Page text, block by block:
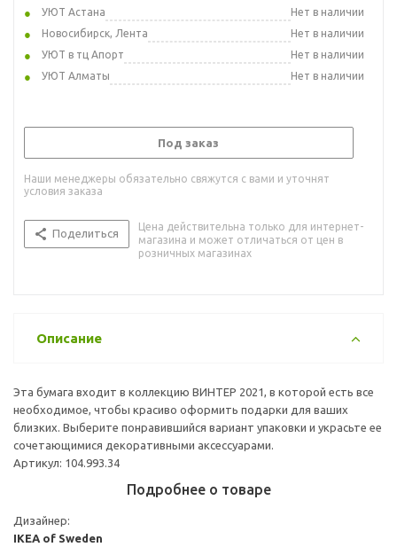
УЮТ Астана
Нет в наличии
Новосибирск, Лента
Нет в наличии
УЮТ в тц Апорт
Нет в наличии
УЮТ Алматы
Нет в наличии
Под заказ
Наши менеджеры обязательно свяжутся с вами и уточнят
условия заказа
Поделиться
Цена действительна только для интернет-
магазина и может отличаться от цен в
розничных магазинах
Описание
Эта бумага входит в коллекцию ВИНТЕР 2021, в которой есть все
необходимое, чтобы красиво оформить подарки для ваших
близких. Выберите понравившийся вариант упаковки и украсьте ее
сочетающимися декоративными аксессуарами.
Артикул: 104.993.34
Подробнее о товаре
Дизайнер:
IKEA of Sweden